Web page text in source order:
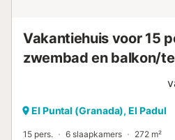
Vakantiehuis voor 15
zwembad en balkon/
El Puntal (Granada), El Padul
15 pers. 6 slaapkamers 272 m²